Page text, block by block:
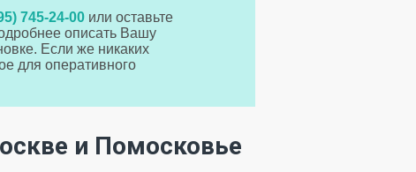
745-24-00 или оставьте
описать Вашу
Если же никаких
для оперативного
и Помосковье